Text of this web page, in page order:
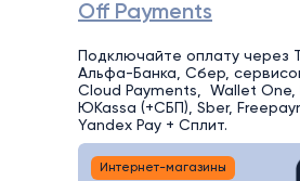
Off Payments
Подключайте оплату через
Альфа-Банка, Сбер,
Cloud Payments, Wallet One,
ЮKassa (+СБП), Sber,
Yandex Pay + Сплит.
Интернет-магазины